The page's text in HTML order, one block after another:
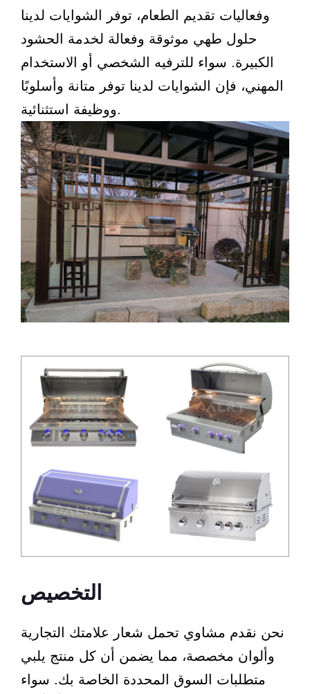
وفعاليات تقديم الطعام، توفر الشوايات لدينا
حلول طهي موثوقة وفعالة لخدمة الحشود
الكبيرة. سواء للترفيه الشخصي أو الاستخدام
المهني، فإن الشوايات لدينا توفر متانة وأسلوبًا
ووظيفة استثنائية.
التخصيص
نحن نقدم مشاوي تحمل شعار علامتك التجارية
وألوان مخصصة، مما يضمن أن كل منتج يلبي
متطلبات السوق المحددة الخاصة بك. سواء